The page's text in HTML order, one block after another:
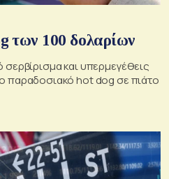
των 100 δολαρίων
και υπερμεγέθεις
παραδοσιακό hot dog σε πιάτο